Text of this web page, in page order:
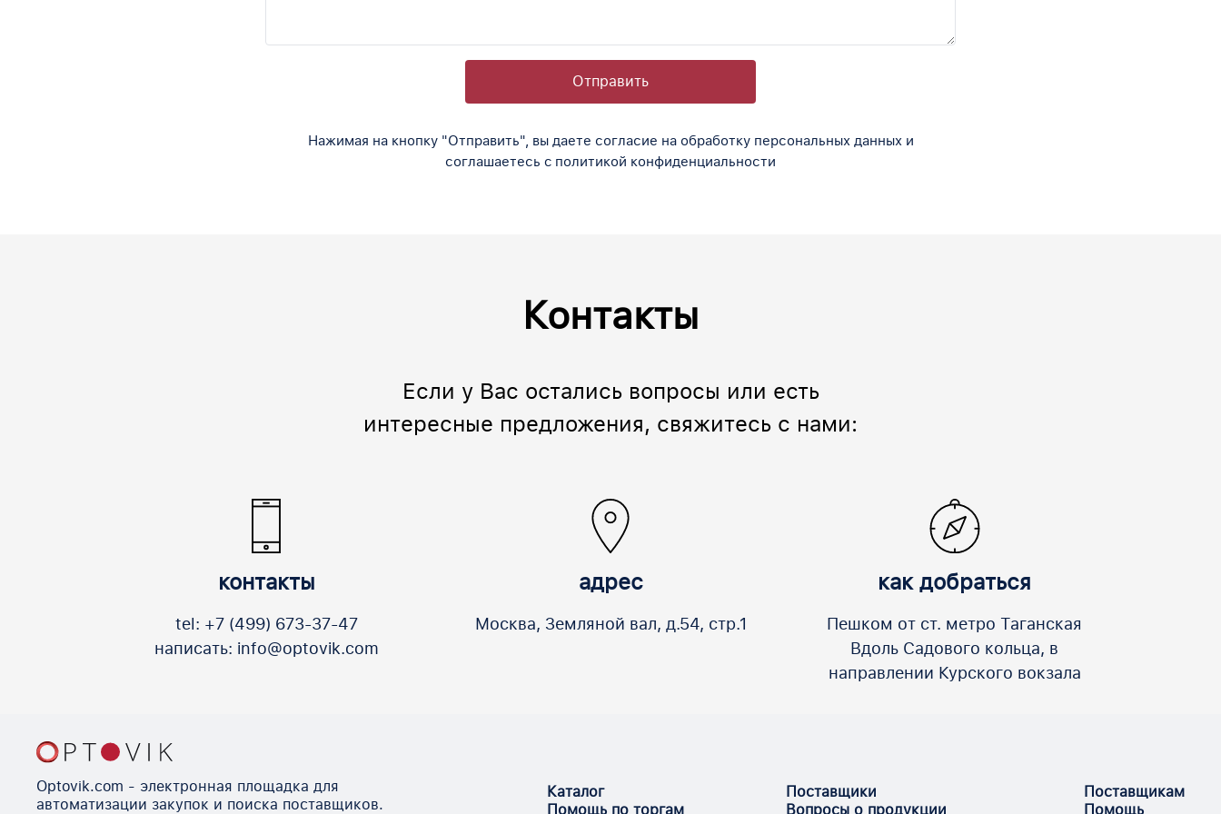
Отправить
Нажимая на кнопку "Отправить", вы даете согласие на обработку персональных данных и
соглашаетесь c политикой конфиденциальности
Контакты
Если у Вас остались вопросы или есть
интересные предложения, свяжитесь с нами:
контакты
tel: +7 (499) 673-37-47
написать: info@optovik.com
адрес
Москва, Земляной вал, д.54, стр.1
как добраться
Пешком от ст. метро Таганская
Вдоль Садового кольца, в
направлении Курского вокзала
Optovik.com - электронная площадка для
автоматизации закупок и поиска поставщиков.
Каталог
Помощь по торгам
Поставщики
Вопросы о продукции
Поставщикам
Помощь